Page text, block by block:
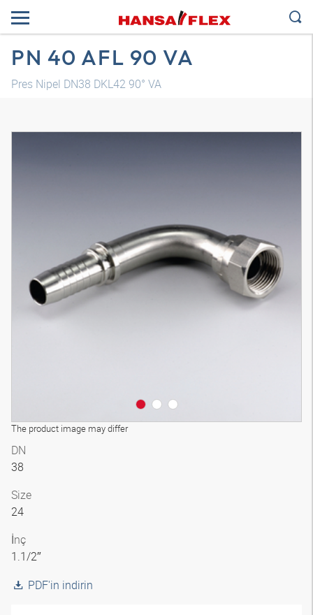
PN 40 AFL 90 VA
Pres Nipel DN38 DKL42 90° VA
The product image may differ
3B model
DN
38
Size
24
İnç
1.1/2″
PDF'in indirin